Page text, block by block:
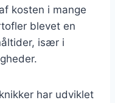
kosten i mange
blevet en
især i
har udviklet